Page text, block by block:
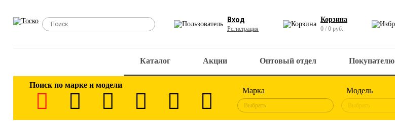
Вход
Регистрация
Корзина
0 / 0 руб.
Каталог Акции Оптовый отдел Покупателю
Поиск по марке и модели
Марка
Выбрать
Модель
Выбрать